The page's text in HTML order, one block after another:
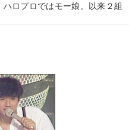
ロプロではモー娘。以来２組